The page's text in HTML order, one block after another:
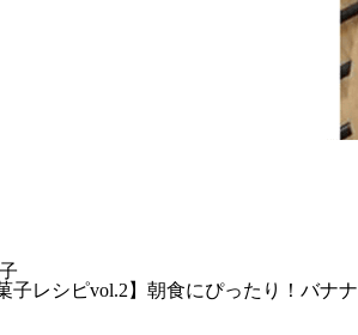
子レシピvol.2】朝食にぴったり！バナナ